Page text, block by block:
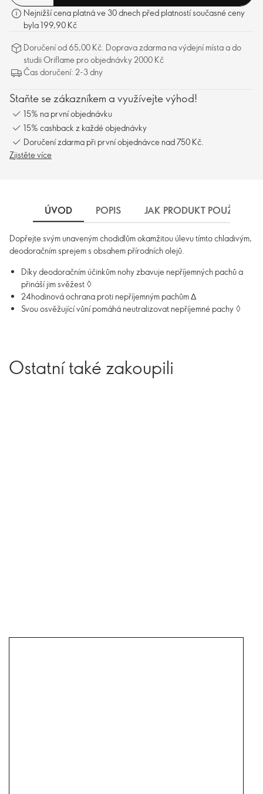
Nejnižší cena platná ve 30 dnech před platností současné ceny
byla 199,90 Kč
Doručení od 65,00 Kč. Doprava zdarma na výdejní místa a do
studii Oriflame pro objednávky 2000 Kč
Čas doručení: 2-3 dny
Staňte se zákazníkem a využívejte výhod!
15% na první objednávku
15% cashback z každé objednávky
Doručení zdarma při první objednávce nad 750 Kč.
Zjistěte více
ÚVOD POPIS JAK PRODUKT POUŽÍVAT
Dopřejte svým unaveným chodidlům okamžitou úlevu tímto chladivým,
deodoračním sprejem s obsahem přírodních olejů.
Díky deodoračním účinkům nohy zbavuje nepříjemných pachů a
přináší jim svěžest ◊
24hodinová ochrana proti nepříjemným pachům Δ
Svou osvěžující vůní pomáhá neutralizovat nepříjemné pachy ◊
Ostatní také zakoupili